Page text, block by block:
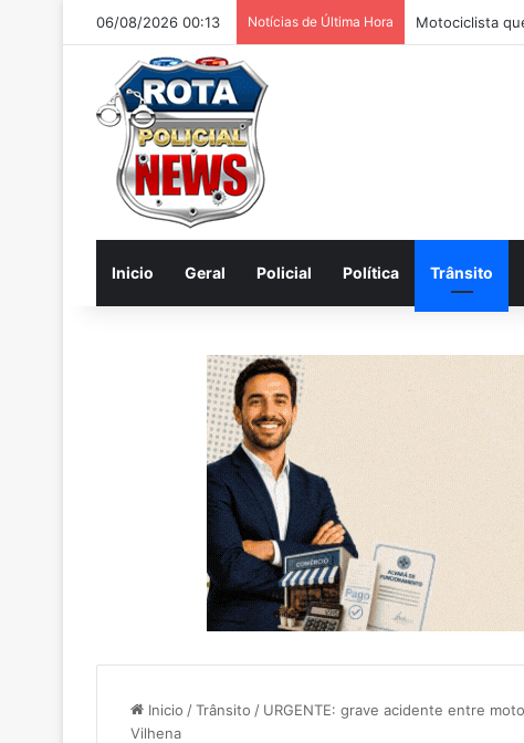
06/08/2026 00:13 Notícias de Última Hora
Inicio Geral Policial Política Trânsito
Inicio /Trânsito / URGENTE: grave acidente entre
Vilhena